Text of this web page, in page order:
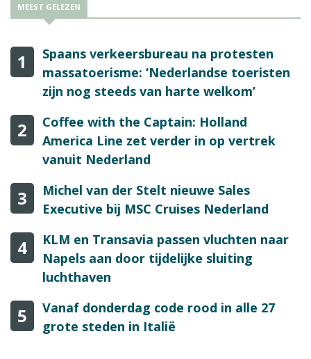
MEEST GELEZEN
1
Spaans verkeersbureau na protesten
massatoerisme: ‘Nederlandse toeristen
zijn nog steeds van harte welkom’
2
Coffee with the Captain: Holland
America Line zet verder in op vertrek
vanuit Nederland
3
Michel van der Stelt nieuwe Sales
Executive bij MSC Cruises Nederland
4
KLM en Transavia passen vluchten naar
Napels aan door tijdelijke sluiting
luchthaven
5
Vanaf donderdag code rood in alle 27
grote steden in Italië